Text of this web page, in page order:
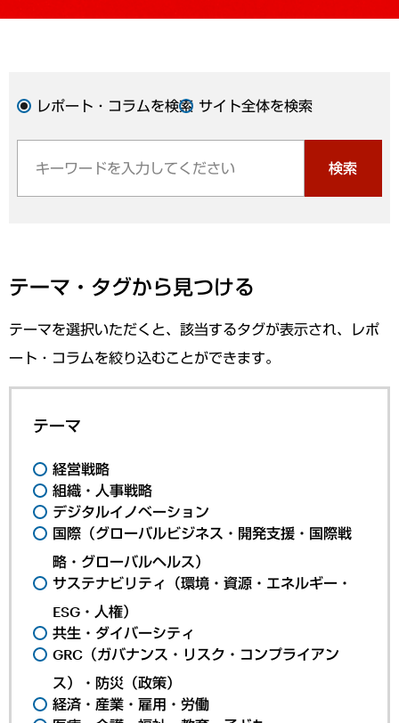
レポート・コラムを検索 サイト全体を検索
検索
テーマ・タグから見つける
テーマを選択いただくと、該当するタグが表示され、レポ
ート・コラムを絞り込むことができます。
テーマ
経営戦略
組織・人事戦略
デジタルイノベーション
国際（グローバルビジネス・開発支援・国際戦
略・グローバルヘルス）
サステナビリティ（環境・資源・エネルギー・
ESG・人権）
共生・ダイバーシティ
GRC（ガバナンス・リスク・コンプライアン
ス）・防災（政策）
経済・産業・雇用・労働